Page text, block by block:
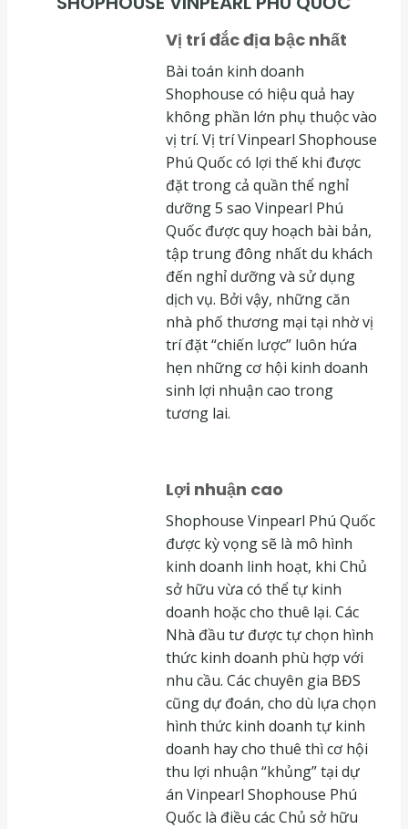
Vị trí đắc địa bậc nhất
Bài toán kinh doanh
Shophouse có hiệu quả hay
không phần lớn phụ thuộc vào
vị trí. Vị trí Vinpearl Shophouse
Phú Quốc có lợi thế khi được
đặt trong cả quần thể nghỉ
dưỡng 5 sao Vinpearl Phú
Quốc được quy hoạch bài bản,
tập trung đông nhất du khách
đến nghỉ dưỡng và sử dụng
dịch vụ. Bởi vậy, những căn
nhà phố thương mại tại nhờ vị
trí đặt “chiến lược” luôn hứa
hẹn những cơ hội kinh doanh
sinh lợi nhuận cao trong
tương lai.
Lợi nhuận cao
Shophouse Vinpearl Phú Quốc
được kỳ vọng sẽ là mô hình
kinh doanh linh hoạt, khi Chủ
sở hữu vừa có thể tự kinh
doanh hoặc cho thuê lại. Các
Nhà đầu tư được tự chọn hình
thức kinh doanh phù hợp với
nhu cầu. Các chuyên gia BĐS
cũng dự đoán, cho dù lựa chọn
hình thức kinh doanh tự kinh
doanh hay cho thuê thì cơ hội
thu lợi nhuận “khủng” tại dự
án Vinpearl Shophouse Phú
Quốc là điều các Chủ sở hữu